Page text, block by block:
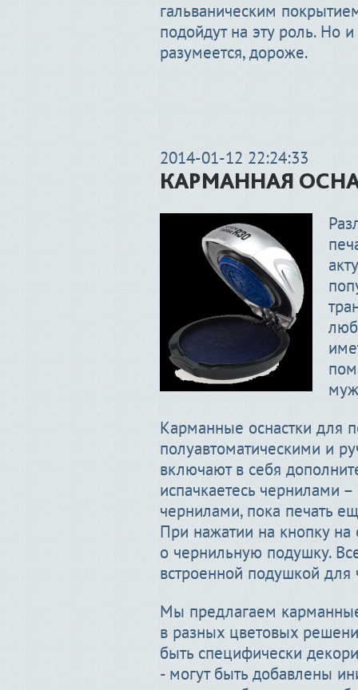
гальваническим
подойдут на эту роль. Но
разумеется, дороже.
2014-01-12 22:24:33
КАРМАННАЯ
Карманные оснастки для
полуавтоматическими и
включают в себя
испачкаетесь чернилами
чернилами, пока печать
При нажатии на кнопку на
о чернильную подушку.
встроенной подушкой для
Мы предлагаем карманные
в разных цветовых
быть специфически
- могут быть добавлены